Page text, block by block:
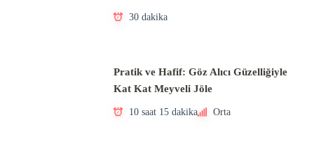
30 dakika
Pratik ve Hafif: Göz Alıcı Güzelliğiyle
Kat Kat Meyveli Jöle
10 saat 15 dakika Orta